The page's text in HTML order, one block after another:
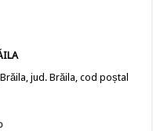
jud. Brăila, cod poștal